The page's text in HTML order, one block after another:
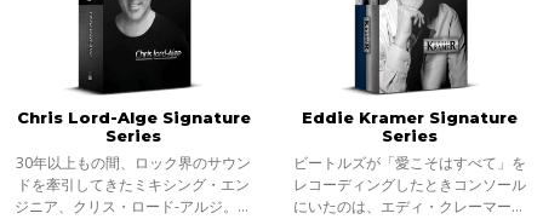
アナログモデリング
シグネイチャー
ノイズリダクション
インストゥルメント
Abbey Road
SSL 4000
Chris Lord-Alge Signature
Series
30年以上もの間、ロック界のサウン
ドを牽引してきたミキシング・エン
ジニア、クリス・ロード-アルジ。彼
Eddie Kramer Signature
Series
ビートルズが「愛こそはすべて」を
レコーディングしたときコンソール
にいたのは、エディ・クレーマーと